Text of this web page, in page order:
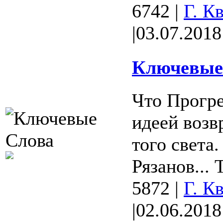
6742 | Г.
|03.07.2018
Ключевые
Что
идеей
того
Рязанов...
5872 | Г.
|02.06.2018